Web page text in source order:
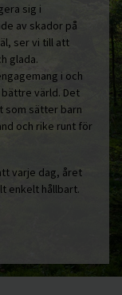
sig i
av skador på
ser vi till att
glada.
i och
värld. Det
som sätter barn
och rike runt för
varje dag, året
enkelt hållbart.